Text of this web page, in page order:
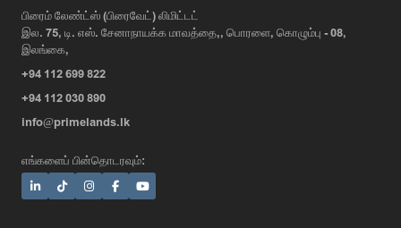
பிரைம் லேண்ட்ஸ் (பிரைவேட்) லிமிட்டட்
இல. 75, டி. எஸ். சேனாநாயக்க மாவத்தை,, பொரளை, கொழும்பு - 08,
இலங்கை,
+94 112 699 822
+94 112 030 890
info@primelands.lk
எங்களைப் பின்தொடரவும்: